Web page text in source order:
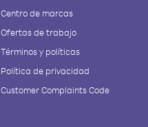
Centro de marcas
Ofertas de trabajo
Términos y políticas
Política de privacidad
Customer Complaints Code